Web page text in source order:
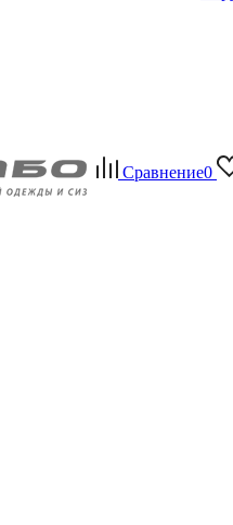
Сравнение0